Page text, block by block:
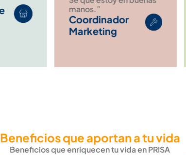
manos.”
Coordinador
Marketing
Beneficios que aportan a tu vida
Beneficios que enriquecen tu vida en PRISA